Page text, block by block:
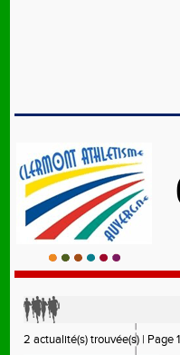
2 actualité(s) trouvée(s) | Page